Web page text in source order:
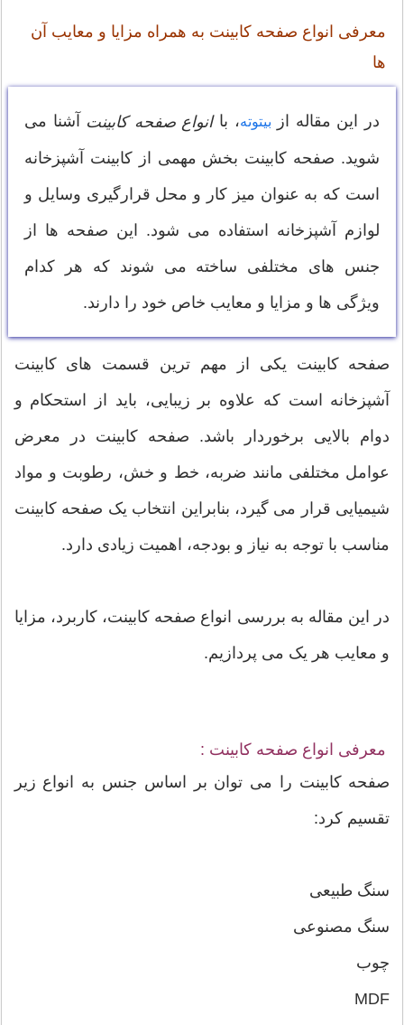
معرفی انواع صفحه کابینت به همراه مزایا و معایب آن
ها
در این مقاله از بیتوته، باانواع صفحه کابینت آشنا می
شوید. صفحه کابینت بخش مهمی از کابینت آشپزخانه
است که به عنوان میز کار و محل قرارگیری وسایل و
لوازم آشپزخانه استفاده می شود. این صفحه ها از
جنس های مختلفی ساخته می شوند که هر کدام
ویژگی ها و مزایا و معایب خاص خود را دارند.
صفحه کابینت یکی از مهم ترین قسمت های کابینت
آشپزخانه است که علاوه بر زیبایی، باید از استحکام و
دوام بالایی برخوردار باشد. صفحه کابینت در معرض
عوامل مختلفی مانند ضربه، خط و خش، رطوبت و مواد
شیمیایی قرار می گیرد، بنابراین انتخاب یک صفحه کابینت
مناسب با توجه به نیاز و بودجه، اهمیت زیادی دارد.
در این مقاله به بررسی انواع صفحه کابینت، کاربرد، مزایا
و معایب هر یک می پردازیم.
معرفی انواع صفحه کابینت :
صفحه کابینت را می توان بر اساس جنس به انواع زیر
تقسیم کرد:
سنگ طبیعی
سنگ مصنوعی
چوب
MDF